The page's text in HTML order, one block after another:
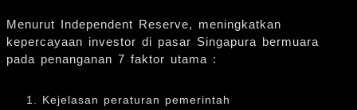
Menurut Independent Reserve, meningkatkan
kepercayaan investor di pasar Singapura bermuara
pada penanganan 7 faktor utama :
Kejelasan peraturan pemerintah